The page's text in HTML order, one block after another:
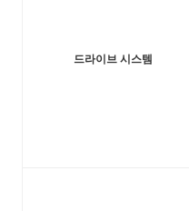
드라이브 시스템